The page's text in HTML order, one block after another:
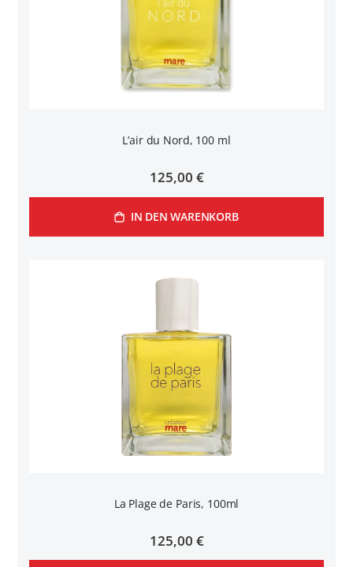
L’air du Nord, 100 ml
125,00 €
IN DEN WARENKORB
La Plage de Paris, 100ml
125,00 €